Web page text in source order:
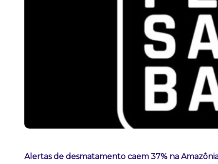
Alertas de desmatamento caem 37% na